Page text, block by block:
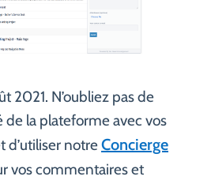
2021. N’oubliez pas de
de la plateforme avec vos
d’utiliser notreConcierge
vos commentaires et